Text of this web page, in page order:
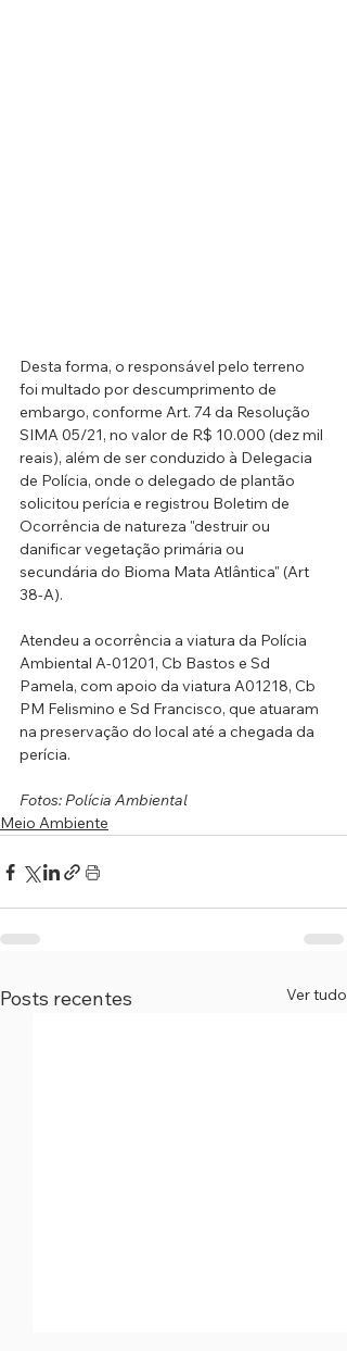
Desta forma, o responsável pelo terreno
foi multado por descumprimento de
embargo, conforme Art. 74 da Resolução
SIMA 05/21, no valor de R$ 10.000 (dez mil
reais), além de ser conduzido à Delegacia
de Polícia, onde o delegado de plantão
solicitou perícia e registrou Boletim de
Ocorrência de natureza "destruir ou
danificar vegetação primária ou
secundária do Bioma Mata Atlântica" (Art
38-A).
Atendeu a ocorrência a viatura da Polícia
Ambiental A-01201, Cb Bastos e Sd
Pamela, com apoio da viatura A01218, Cb
PM Felismino e Sd Francisco, que atuaram
na preservação do local até a chegada da
perícia.
Fotos: Polícia Ambiental
Meio Ambiente
Posts recentes Ver tudo